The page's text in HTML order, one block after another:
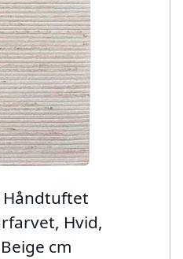
Håndtuftet
Hvid,
cm